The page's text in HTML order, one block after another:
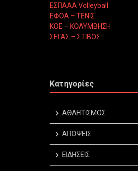
ΕΣΠΑΑΑ Volleyball
ΕΦΟΑ – ΤΕΝΙΣ
ΚΟΕ – ΚΟΛΥΜΒΗΣΗ
ΣΕΓΑΣ – ΣΤΙΒΟΣ
Κατηγορίες
ΑΘΛΗΤΙΣΜΟΣ
ΑΠΟΨΕΙΣ
ΕΙΔΗΣΕΙΣ